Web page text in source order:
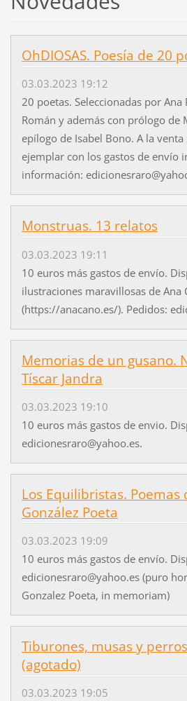
OhDIOSAS. Poesía de 20
03.03.2023 19:12
20 poetas. Seleccionadas por Ana
Román y además con prólogo de
epílogo de Isabel Bono. A la
ejemplar con los gastos de envío
información:
Monstruas. 13 relatos
03.03.2023 19:11
10 euros más gastos de envío.
ilustraciones maravillosas de Ana
(https://anacano.es/). Pedidos:
Memorias de un gusano.
Tíscar Jandra
03.03.2023 19:10
10 euros más gastos de envio.
edicionesraro@yahoo.es.
Los Equilibristas. Poemas
González Poeta
03.03.2023 19:09
10 euros más gastos de envío.
edicionesraro@yahoo.es (puro
Gonzalez Poeta, in memoriam)
Tiburones, musas y
(agotado)
03.03.2023 19:05